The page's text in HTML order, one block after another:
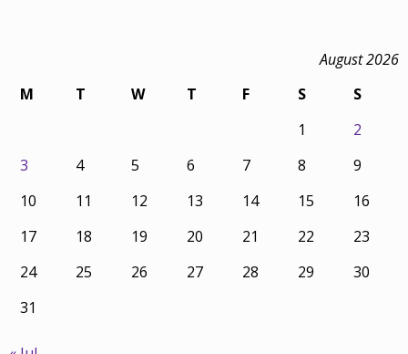
August 2026
M
T W T F S
S
1
2
3
4 5 6 7 8
9
10
11 12 13 14 15
16
17
18 19 20 21 22
23
24
25 26 27 28 29
30
31